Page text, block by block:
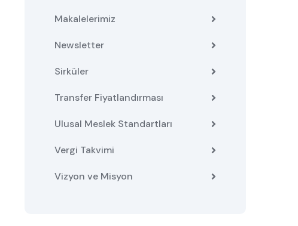
Makalelerimiz
Newsletter
Sirküler
Transfer Fiyatlandırması
Ulusal Meslek Standartları
Vergi Takvimi
Vizyon ve Misyon